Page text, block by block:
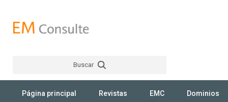
Buscar
Página principal Revistas EMC Dominios